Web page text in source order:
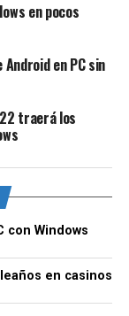
en pocos
en PC sin
traerá los
con Windows
en casinos